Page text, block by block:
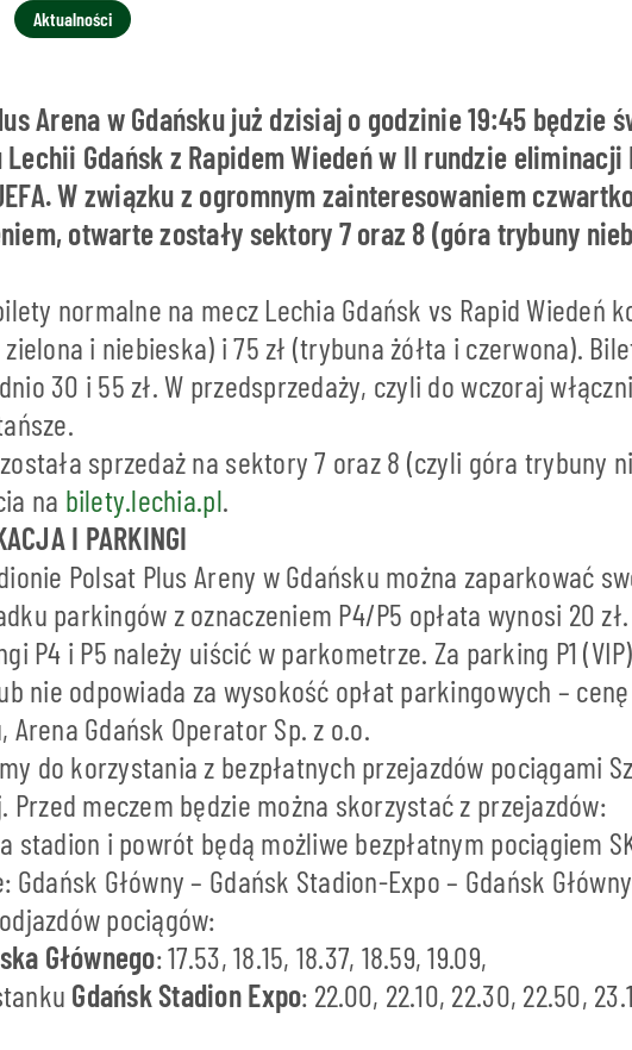
Aktualności
Arena w Gdańsku już dzisiaj o godzinie 19:45 będzie
Lechii Gdańsk z Rapidem Wiedeń w II rundzie
W związku z ogromnym zainteresowaniem
otwarte zostały sektory 7 oraz 8 (góra trybuny
normalne na mecz Lechia Gdańsk vs Rapid Wiedeń
i niebieska) i 75 zł (trybuna żółta i czerwona).
30 i 55 zł. W przedsprzedaży, czyli do wczoraj
sprzedaż na sektory 7 oraz 8 (czyli góra trybuny
na bilety.lechia.pl.
I PARKINGI
Polsat Plus Areny w Gdańsku można zaparkować
parkingów z oznaczeniem P4/P5 opłata wynosi 20
P4 i P5 należy uiścić w parkometrze. Za parking P1
nie odpowiada za wysokość opłat parkingowych –
Arena Gdańsk Operator Sp. z o.o.
do korzystania z bezpłatnych przejazdów pociągami
Przed meczem będzie można skorzystać z przejazdów:
stadion i powrót będą możliwe bezpłatnym pociągiem
Gdańsk Główny – Gdańsk Stadion-Expo – Gdańsk
pociągów:
Głównego: 17.53, 18.15, 18.37, 18.59, 19.09,
Gdańsk Stadion Expo: 22.00, 22.10, 22.30, 22.50,